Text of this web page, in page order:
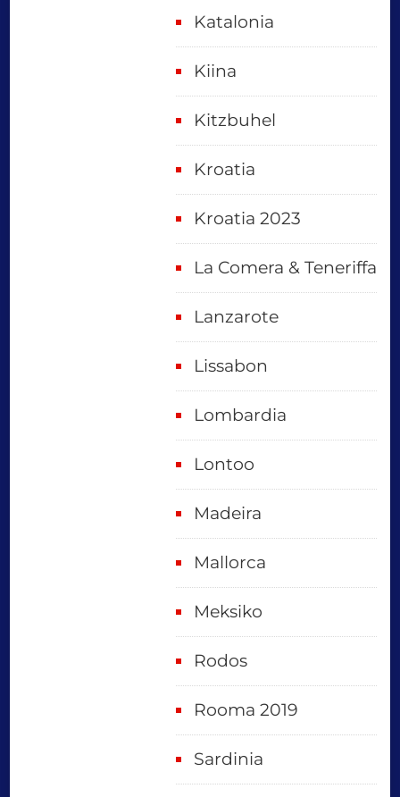
Katalonia
Kiina
Kitzbuhel
Kroatia
Kroatia 2023
La Comera & Teneriffa
Lanzarote
Lissabon
Lombardia
Lontoo
Madeira
Mallorca
Meksiko
Rodos
Rooma 2019
Sardinia